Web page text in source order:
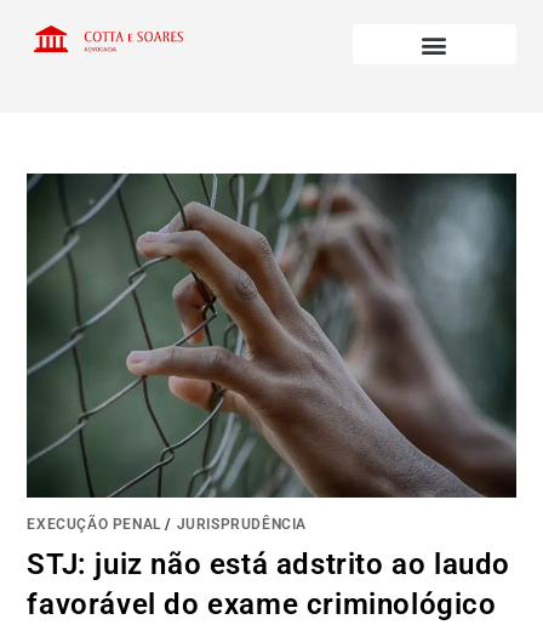
EXECUÇÃO PENAL/ JURISPRUDÊNCIA
STJ: juiz não está adstrito ao laudo
favorável do exame criminológico